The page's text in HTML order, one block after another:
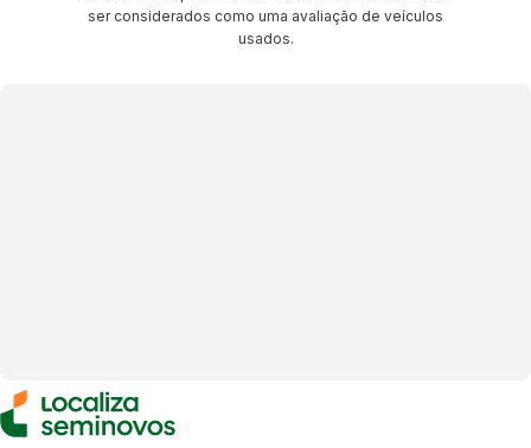
ser considerados como uma avaliação de veículos
usados.